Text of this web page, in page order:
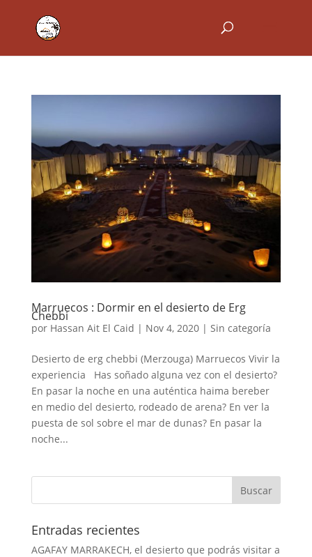
Marruecos : Dormir en el desierto de Erg
Chebbi
por Hassan Ait El Caid | Nov 4, 2020| Sin categoría
Desierto de erg chebbi (Merzouga) Marruecos Vivir la
experiencia Has soñado alguna vez con el desierto?
En pasar la noche en una auténtica haima bereber
en medio del desierto, rodeado de arena? En ver la
puesta de sol sobre el mar de dunas? En pasar la
noche...
Entradas recientes
AGAFAY MARRAKECH, el desierto que podrás visitar a